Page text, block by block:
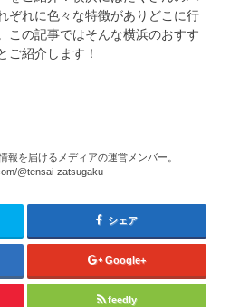
ぞれに色々な特徴がありどこに行
この記事ではそんな横浜のおすす
ご紹介します！
報を届けるメディアの運営メンバー。
@tensai-zatsugaku
シェア
Google+
feedly